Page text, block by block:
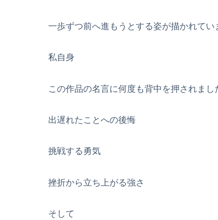
一歩ずつ前へ進もうとする姿が描かれてい
私自身
この作品の名言に何度も背中を押されまし
出遅れたことへの後悔
挑戦する勇気
挫折から立ち上がる強さ
そして